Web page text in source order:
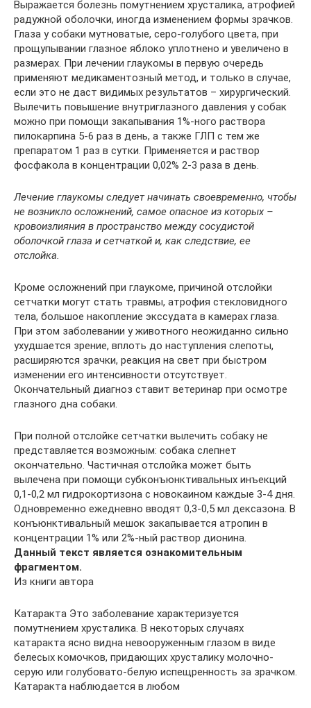
Выражается болезнь помутнением хрусталика, атрофией
радужной оболочки, иногда изменением формы зрачков.
Глаза у собаки мутноватые, серо-голубого цвета, при
прощупывании глазное яблоко уплотнено и увеличено в
размерах. При лечении глаукомы в первую очередь
применяют медикаментозный метод, и только в случае,
если это не даст видимых результатов – хирургический.
Вылечить повышение внутриглазного давления у собак
можно при помощи закапывания 1%-ного раствора
пилокарпина 5-6 раз в день, а также ГЛП с тем же
препаратом 1 раз в сутки. Применяется и раствор
фосфакола в концентрации 0,02% 2-3 раза в день.
Лечение глаукомы следует начинать своевременно, чтобы
не возникло осложнений, самое опасное из которых –
кровоизлияния в пространство между сосудистой
оболочкой глаза и сетчаткой и, как следствие, ее
отслойка.
Кроме осложнений при глаукоме, причиной отслойки
сетчатки могут стать травмы, атрофия стекловидного
тела, большое накопление экссудата в камерах глаза.
При этом заболевании у животного неожиданно сильно
ухудшается зрение, вплоть до наступления слепоты,
расширяются зрачки, реакция на свет при быстром
изменении его интенсивности отсутствует.
Окончательный диагноз ставит ветеринар при осмотре
глазного дна собаки.
При полной отслойке сетчатки вылечить собаку не
представляется возможным: собака слепнет
окончательно. Частичная отслойка может быть
вылечена при помощи субконъюнктивальных инъекций
0,1-0,2 мл гидрокортизона с новокаином каждые 3-4 дня.
Одновременно ежедневно вводят 0,3-0,5 мл дексазона. В
конъюнктивальный мешок закапывается атропин в
концентрации 1% или 2%-ный раствор дионина.
Данный текст является ознакомительным
фрагментом.
Из книги автора
Катаракта Это заболевание характеризуется
помутнением хрусталика. В некоторых случаях
катаракта ясно видна невооруженным глазом в виде
белесых комочков, придающих хрусталику молочно-
серую или голубовато-белую испещренность за зрачком.
Катаракта наблюдается в любом